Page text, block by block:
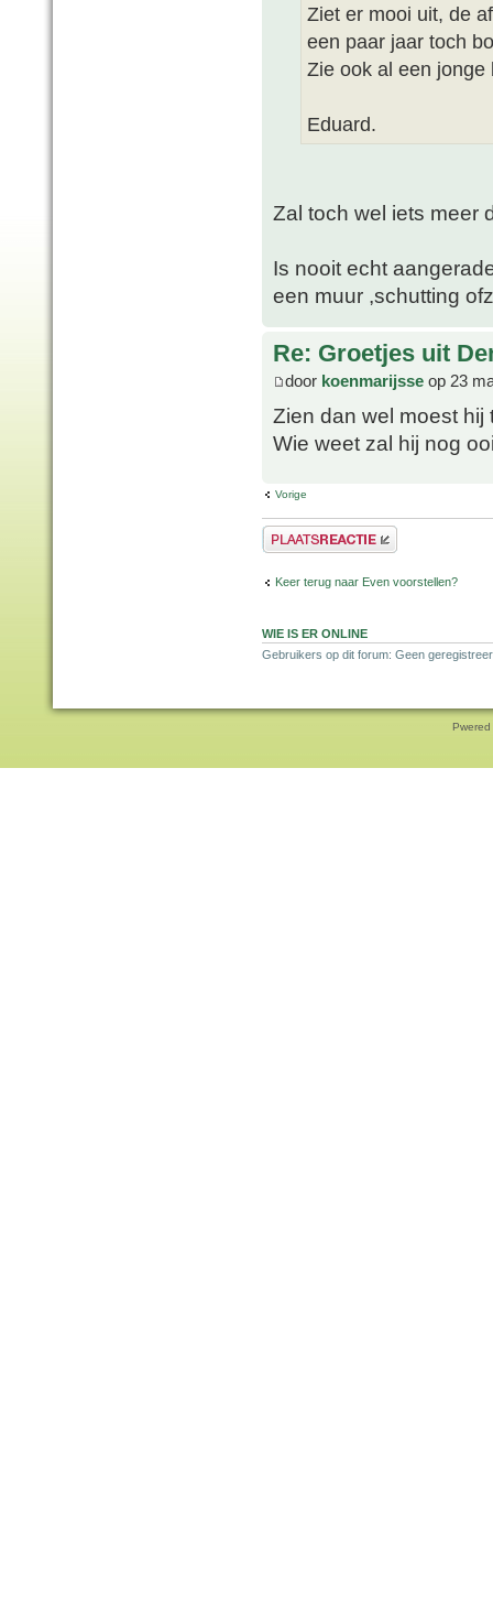
Ziet er mooi uit, de
een paar jaar toch
Zie ook al een
Eduard.
Zal toch wel iets meer
Is nooit echt
een muur ,schutting
Re: Groetjes uit
door koenmarijsse op 23
Zien dan wel moest
Wie weet zal hij nog
Vorige
Plaats een reactie
Keer terug naar Even voorstellen?
WIE IS ER ONLINE
Gebruikers op dit forum: Geen